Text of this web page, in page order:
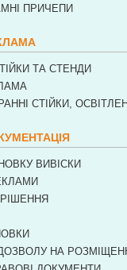
ПРИЧЕПИ
ТА СТЕНДИ
СТІЙКИ,
ВИВІСКИ
НА